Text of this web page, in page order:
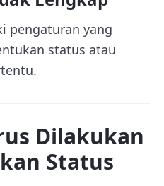
pengaturan yang
status atau
Dilakukan
Status